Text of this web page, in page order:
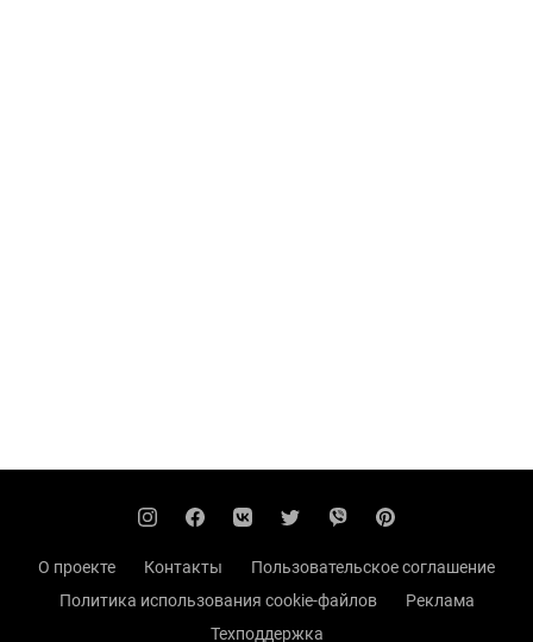
О проекте Контакты
Пользовательское соглашение
Политика использования cookie-файлов
Реклама
Техподдержка